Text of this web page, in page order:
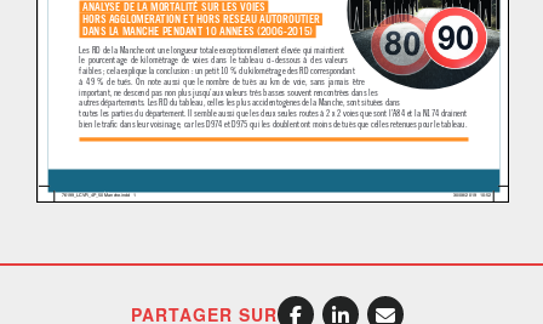
PARTAGER SUR